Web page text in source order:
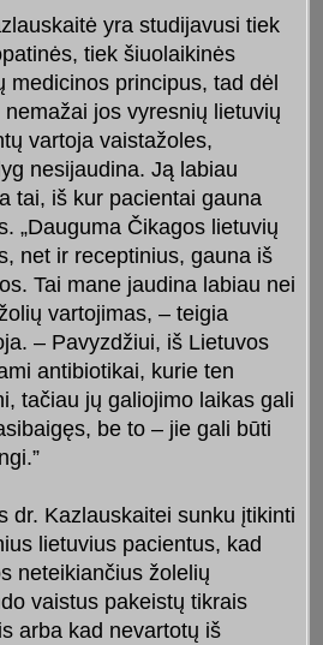
yra studijavusi tiek
tiek šiuolaikinės
medicinos principus, tad dėl
nemažai jos vyresnių lietuvių
vartoja vaistažoles,
nesijaudina. Ją labiau
tai, iš kur pacientai gauna
„Dauguma Čikagos lietuvių
net ir receptinius, gauna iš
Tai mane jaudina labiau nei
vartojimas, – teigia
– Pavyzdžiui, iš Lietuvos
antibiotikai, kurie ten
tačiau jų galiojimo laikas gali
be to – jie gali būti
dr. Kazlauskaitei sunku įtikinti
lietuvius pacientus, kad
neteikiančius žolelių
vaistus pakeistų tikrais
arba kad nevartotų iš